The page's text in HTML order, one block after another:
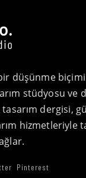
düşünme
stüdyosu ve
dergisi,
hizmetleriyle
Pinterest